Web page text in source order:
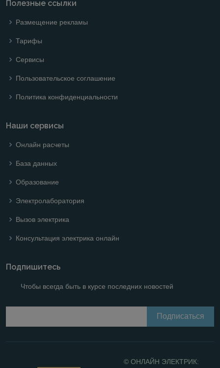
Полезные ссылки
Размещение рекламы
Тарифы
Сервисы
Пользовательское соглашение
Политика конфиденциальности
Наши сервисы
Онлайн расчеты
База данных
Образование
Электролаборатория
Вызов электрика
Консультация электрика онлайн
Подпишитесь
Чтобы всегда быть в курсе последних новостей
© ОНЛАЙН ЭЛЕКТРИК: